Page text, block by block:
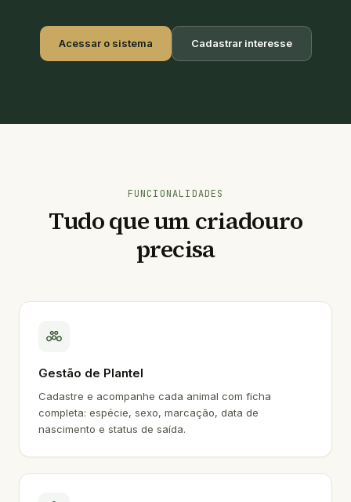
Acessar o sistema Cadastrar interesse
FUNCIONALIDADES
Tudo que um criadouro
precisa
Gestão de Plantel
Cadastre e acompanhe cada animal com ficha
completa: espécie, sexo, marcação, data de
nascimento e status de saída.